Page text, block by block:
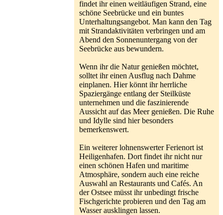
findet ihr einen weitläufigen Strand, eine
schöne Seebrücke und ein buntes
Unterhaltungsangebot. Man kann den Tag
mit Strandaktivitäten verbringen und am
Abend den Sonnenuntergang von der
Seebrücke aus bewundern.
Wenn ihr die Natur genießen möchtet,
solltet ihr einen Ausflug nach Dahme
einplanen. Hier könnt ihr herrliche
Spaziergänge entlang der Steilküste
unternehmen und die faszinierende
Aussicht auf das Meer genießen. Die Ruhe
und Idylle sind hier besonders
bemerkenswert.
Ein weiterer lohnenswerter Ferienort ist
Heiligenhafen. Dort findet ihr nicht nur
einen schönen Hafen und maritime
Atmosphäre, sondern auch eine reiche
Auswahl an Restaurants und Cafés. An
der Ostsee müsst ihr unbedingt frische
Fischgerichte probieren und den Tag am
Wasser ausklingen lassen.